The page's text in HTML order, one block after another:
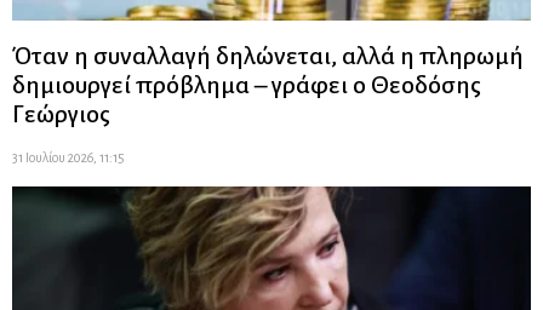
Όταν η συναλλαγή δηλώνεται, αλλά η πληρωμή
δημιουργεί πρόβλημα – γράφει ο Θεοδόσης
Γεώργιος
31 Ιουλίου 2026, 11:15